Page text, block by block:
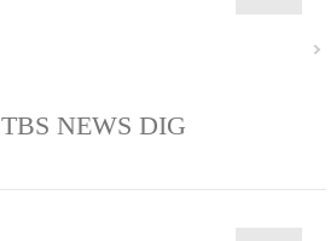
TBS NEWS DIG